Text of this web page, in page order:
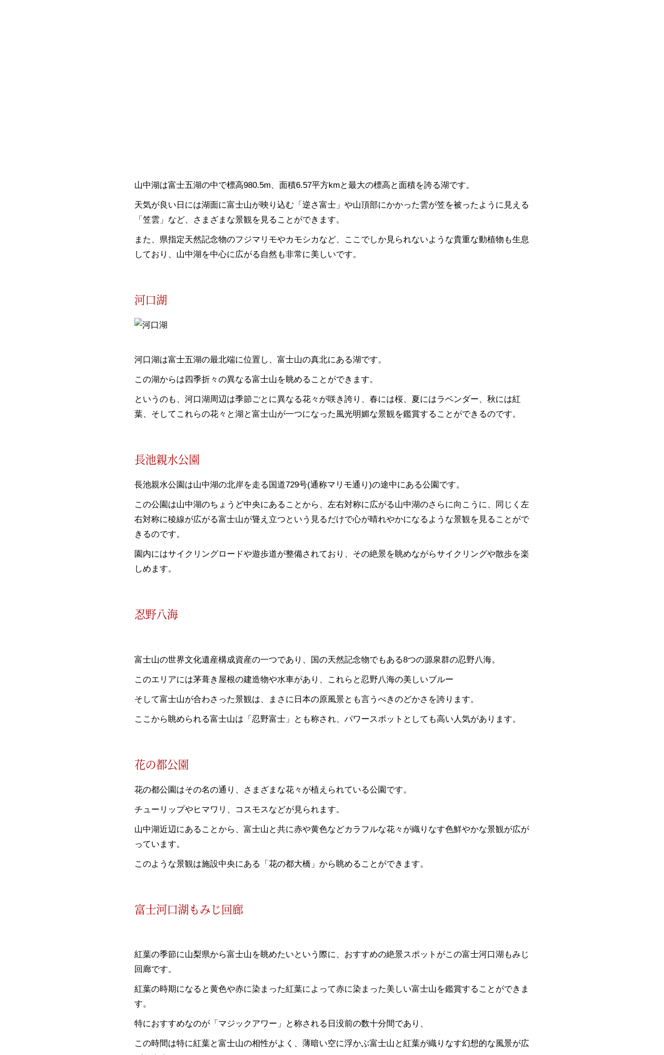
山中湖は富士五湖の中で標高980.5m、面積6.57平方kmと最大の標高と面積を誇る湖です。
天気が良い日には湖面に富士山が映り込む「逆さ富士」や山頂部にかかった雲が笠を被ったように見える
「笠雲」など、さまざまな景観を見ることができます。
また、県指定天然記念物のフジマリモやカモシカなど、ここでしか見られないような貴重な動植物も生息
しており、山中湖を中心に広がる自然も非常に美しいです。
河口湖
河口湖は富士五湖の最北端に位置し、富士山の真北にある湖です。
この湖からは四季折々の異なる富士山を眺めることができます。
というのも、河口湖周辺は季節ごとに異なる花々が咲き誇り、春には桜、夏にはラベンダー、秋には紅
葉、そしてこれらの花々と湖と富士山が一つになった風光明媚な景観を鑑賞することができるのです。
長池親水公園
長池親水公園は山中湖の北岸を走る国道729号(通称マリモ通り)の途中にある公園です。
この公園は山中湖のちょうど中央にあることから、左右対称に広がる山中湖のさらに向こうに、同じく左
右対称に稜線が広がる富士山が聳え立つという見るだけで心が晴れやかになるような景観を見ることがで
きるのです。
園内にはサイクリングロードや遊歩道が整備されており、その絶景を眺めながらサイクリングや散歩を楽
しめます。
忍野八海
富士山の世界文化遺産構成資産の一つであり、国の天然記念物でもある8つの源泉群の忍野八海。
このエリアには茅葺き屋根の建造物や水車があり、これらと忍野八海の美しいブルー
そして富士山が合わさった景観は、まさに日本の原風景とも言うべきのどかさを誇ります。
ここから眺められる富士山は「忍野富士」とも称され、パワースポットとしても高い人気があります。
花の都公園
花の都公園はその名の通り、さまざまな花々が植えられている公園です。
チューリップやヒマワリ、コスモスなどが見られます。
山中湖近辺にあることから、富士山と共に赤や黄色などカラフルな花々が織りなす色鮮やかな景観が広が
っています。
このような景観は施設中央にある「花の都大橋」から眺めることができます。
富士河口湖もみじ回廊
紅葉の季節に山梨県から富士山を眺めたいという際に、おすすめの絶景スポットがこの富士河口湖もみじ
回廊です。
紅葉の時期になると黄色や赤に染まった紅葉によって赤に染まった美しい富士山を鑑賞することができま
す。
特におすすめなのが「マジックアワー」と称される日没前の数十分間であり、
この時間は特に紅葉と富士山の相性がよく、薄暗い空に浮かぶ富士山と紅葉が織りなす幻想的な風景が広